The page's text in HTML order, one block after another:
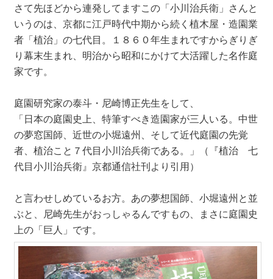
さて先ほどから連発してますこの「小川治兵衛」さんと
いうのは、京都に江戸時代中期から続く植木屋・造園業
者「植治」の七代目。１８６０年生まれですからぎりぎ
り幕末生まれ、明治から昭和にかけて大活躍した名作庭
家です。
庭園研究家の泰斗・尼崎博正先生をして、
「日本の庭園史上、特筆すべき造園家が三人いる。中世
の夢窓国師、近世の小堀遠州、そして近代庭園の先覚
者、植治こと７代目小川治兵衛である。」（『植治 七
代目小川治兵衛』京都通信社刊より引用）
と言わせしめているお方。あの夢想国師、小堀遠州と並
ぶと、尼崎先生がおっしゃるんですもの、まさに庭園史
上の「巨人」です。